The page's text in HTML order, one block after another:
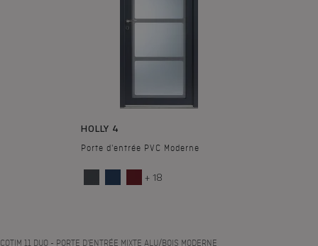
HOLLY 4
Porte d'entrée PVC Moderne
+ 18
COTIM 11 DUO - PORTE D'ENTRÉE MIXTE ALU/BOIS MODERNE